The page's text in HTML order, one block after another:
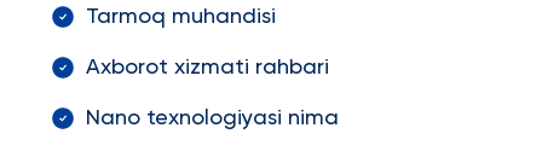
Tarmoq muhandisi
Axborot xizmati rahbari
Nano texnologiyasi nima